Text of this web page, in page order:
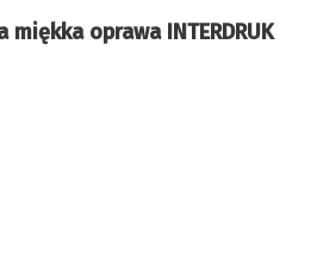
oprawa INTERDRUK